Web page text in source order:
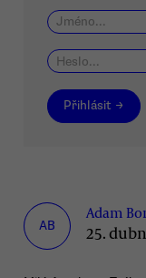
Přihlásit →
AB
Adam
25.